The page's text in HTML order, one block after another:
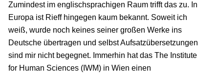
Zumindest im englischsprachigen Raum trifft das zu. In
Europa ist Rieff hingegen kaum bekannt. Soweit ich
weiß, wurde noch keines seiner großen Werke ins
Deutsche übertragen und selbst Aufsatzübersetzungen
sind mir nicht begegnet. Immerhin hat das The Institute
for Human Sciences (IWM) in Wien einen